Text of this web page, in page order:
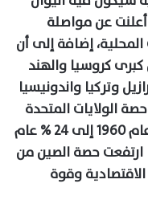
أعلنت عن مواصلة
إضافة إلى أن
كبرى كروسيا والهند
وتركيا واندونيسيا
الولايات المتحدة
من الاقتصاد العالمي من 40% في عام 1960 إلى 24 % عام
ارتفعت حصة الصين من
الاقتصادية وقوة